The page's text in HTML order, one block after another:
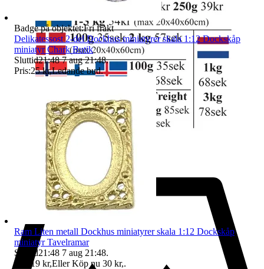
Badge på objektet:Fri frakt
Delikatessost 2-del Dockhus miniatyrer skala 1:12 Dockskåp
miniatyr Chark Butik
Sluttid21:48 7 aug 21:48.
Pris:25 kr,Ledande bud.
Ram Liten metall Dockhus miniatyrer skala 1:12 Dockskåp
miniatyr Tavelramar
Sluttid21:48 7 aug 21:48.
Pris:
19 kr,Eller Köp nu 30 kr,.